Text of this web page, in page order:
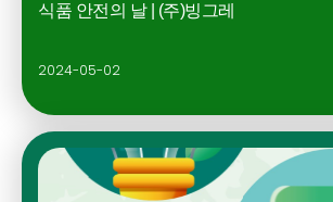
식품 안전의 날 | (주)빙그레
2024-05-02